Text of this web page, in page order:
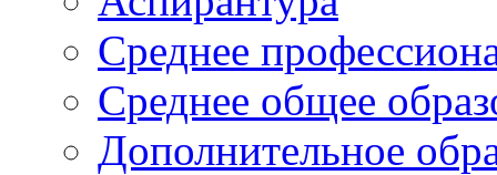
Среднее
Среднее общее
Дополнительное